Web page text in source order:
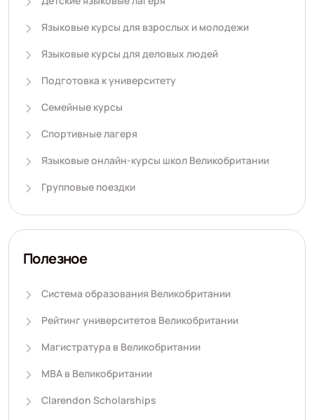
Языковые курсы для взрослых и молодежи
Языковые курсы для деловых людей
Подготовка к университету
Семейные курсы
Спортивные лагеря
Языковые онлайн-курсы школ Великобритании
Групповые поездки
Полезное
Система образования Великобритании
Рейтинг университетов Великобритании
Магистратура в Великобритании
MBA в Великобритании
Clarendon Scholarships